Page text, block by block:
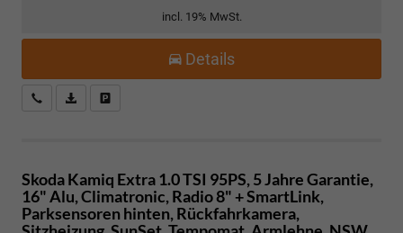
incl. 19% MwSt.
Details
Kostenloser Rückruf-Service
PDF-Datei, Fahrzeugexposé drucken
Skoda Kamiq Extra 1.0 TSI 95PS, 5 Jahre Garantie,
16" Alu, Climatronic, Radio 8" + SmartLink,
Parksensoren hinten, Rückfahrkamera,